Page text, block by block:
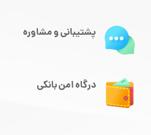
درگاه امن بانکی
پشتیبانی و مشاوره